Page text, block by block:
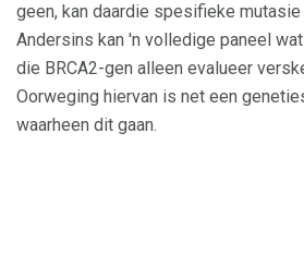
geen, kan daardie spesifieke
Andersins kan 'n volledige paneel
die BRCA2-gen alleen evalueer
Oorweging hiervan is net een
waarheen dit gaan.